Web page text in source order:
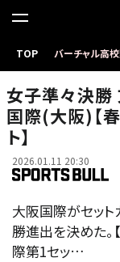
TOP バーチャル高
女子準々決
国際(大阪)【
ト】
2026.01.11 20:30
大阪国際がセッ
勝進出を決めた。
際第1セッ…